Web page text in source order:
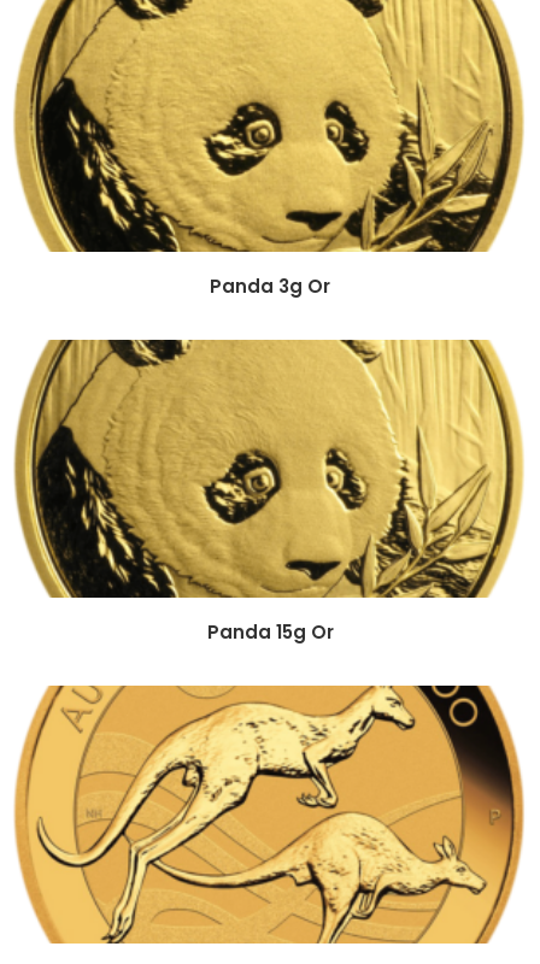
Panda 3g Or
Panda 15g Or